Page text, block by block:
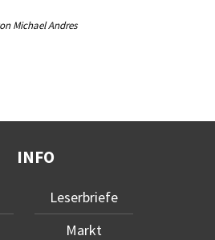
Michael Andres
INFO
Leserbriefe
Markt